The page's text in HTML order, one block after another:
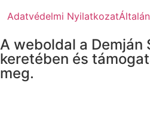
Adatvédelmi Nyilatkozat
A weboldal a Demján
keretében és
meg.